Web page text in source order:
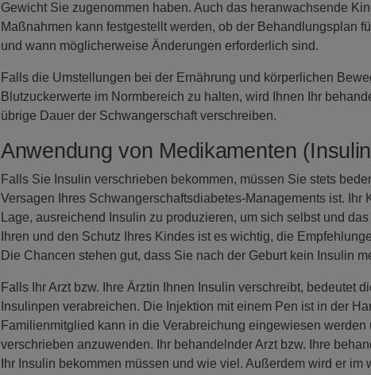
Gewicht Sie zugenommen haben. Auch das heranwachsende
Maßnahmen kann festgestellt werden, ob der Behandlungsplan
und wann möglicherweise Änderungen erforderlich sind.
Falls die Umstellungen bei der Ernährung und körperlichen
Blutzuckerwerte im Normbereich zu halten, wird Ihnen Ihr
übrige Dauer der Schwangerschaft verschreiben.
Anwendung von Medikamenten
Falls Sie Insulin verschrieben bekommen, müssen Sie stets
Versagen Ihres Schwangerschaftsdiabetes-Managements ist. Ihr
Lage, ausreichend Insulin zu produzieren, um sich selbst und
Ihren und den Schutz Ihres Kindes ist es wichtig, die
Die Chancen stehen gut, dass Sie nach der Geburt kein Insulin
Falls Ihr Arzt bzw. Ihre Ärztin Ihnen Insulin verschreibt, bedeutet
Insulinpen verabreichen. Die Injektion mit einem Pen ist in der
Familienmitglied kann in die Verabreichung eingewiesen
verschrieben anzuwenden. Ihr behandelnder Arzt bzw. Ihre
Ihr Insulin bekommen müssen und wie viel. Außerdem wird er